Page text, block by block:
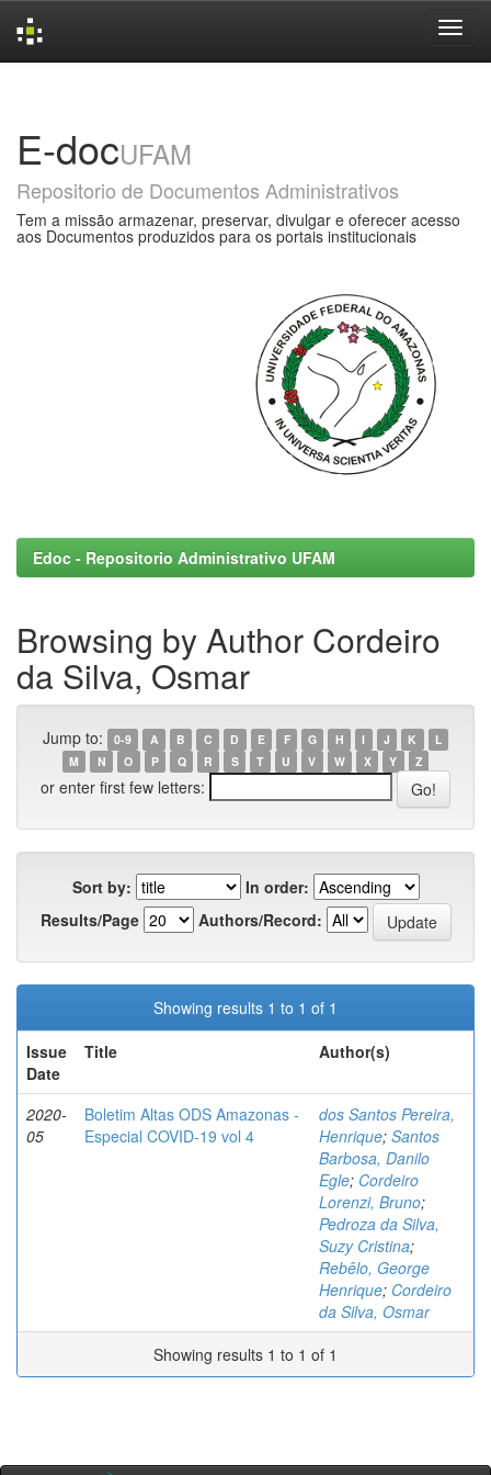
E-docUFAM
Repositorio de Documentos Administrativos
Tem a missão armazenar, preservar, divulgar e oferecer acesso
aos Documentos produzidos para os portais institucionais
Edoc - Repositorio Administrativo UFAM
Browsing by Author Cordeiro
da Silva, Osmar
Jump to: 0-9 A B C D E F G H I J K
L
M
N O P Q R S T U V W X Y Z
or enter first few letters:
Sort by:
In order:
Results/Page
Authors/Record:
Showing results 1 to 1 of 1
Issue
Date
Title Author(s)
2020-
05
Boletim Altas ODS Amazonas -
Especial COVID-19 vol 4
dos Santos Pereira,
Henrique; Santos
Barbosa, Danilo
Egle; Cordeiro
Lorenzi, Bruno;
Pedroza da Silva,
Suzy Cristina;
Rebêlo, George
Henrique; Cordeiro
da Silva, Osmar
Showing results 1 to 1 of 1